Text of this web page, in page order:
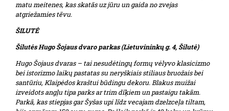
matu meitenes, kas skatās uz jūru un gaida no zvejas
atgriežamies tēvu.
ŠILUTĖ
Šilutės Hugo Šojaus dvaro parkas (Lietuvininkų g. 4, Šilutė)
Hugo Šojaus dvaras – tai nesudėtingų formų vėlyvo klasicizmo
bei istorizmo laikų pastatas su neryškiais stiliaus bruožais bei
santūriu, Klaipėdos kraštui būdingu dekoru. Blakus muižai
izveidots angļu tipa parks ar trim dīķiem un pastaigu takām.
Parkā, kas stiepjas gar Šyšas upi līdz vecajam dzelzceļa tiltam,